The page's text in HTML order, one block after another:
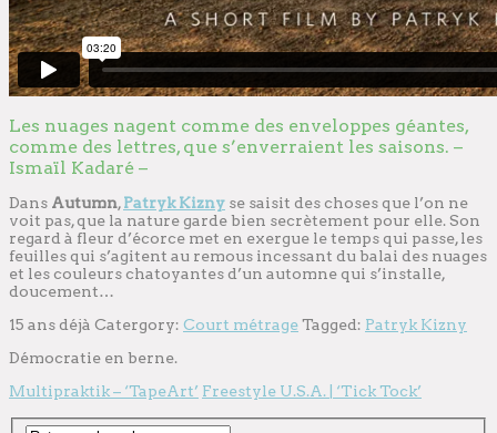
Les nuages nagent comme des enveloppes géantes,
comme des lettres, que s’enverraient les saisons. –
Ismaïl Kadaré –
Dans Autumn,Patryk Kizny se saisit des choses que l’on ne
voit pas, que la nature garde bien secrètement pour elle. Son
regard à fleur d’écorce met en exergue le temps qui passe, les
feuilles qui s’agitent au remous incessant du balai des nuages
et les couleurs chatoyantes d’un automne qui s’installe,
doucement…
15 ans déjà Catergory: Court métrageTagged: Patryk Kizny
Démocratie en berne.
Multipraktik – ‘TapeArt’ Freestyle U.S.A. | ‘Tick Tock’